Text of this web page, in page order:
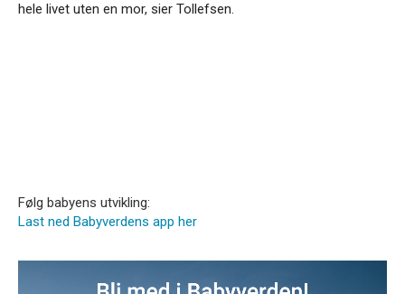
hele livet uten en mor, sier Tollefsen.
Følg babyens utvikling:
Last ned Babyverdens app her